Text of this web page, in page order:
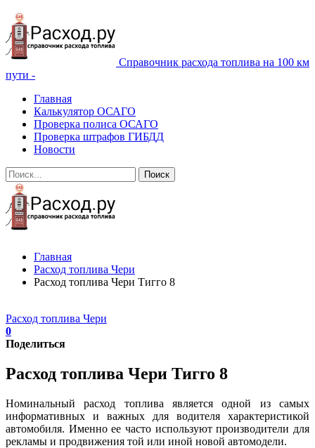
Справочник расхода топлива на 100 км
пути -
Главная
Калькулятор ОСАГО
Проверка полиса ОСАГО
Проверка штрафов ГИБДД
Новости
Главная
Расход топлива Чери
Расход топлива Чери Тигго 8
Расход топлива Чери
0
Поделиться
Расход топлива Чери Тигго 8
Номинальный расход топлива является одной из самых
информативных и важных для водителя характеристикой
автомобиля. Именно ее часто используют производители для
рекламы и продвижения той или иной новой автомодели.